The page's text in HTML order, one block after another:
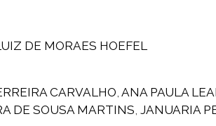
DE MORAES HOEFEL
CARVALHO, ANA PAULA
DE SOUSA MARTINS, JANUARIA